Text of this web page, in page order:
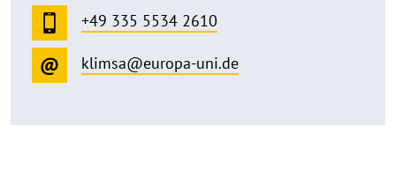
+49 335 5534 2610
klimsa@europa-uni.de